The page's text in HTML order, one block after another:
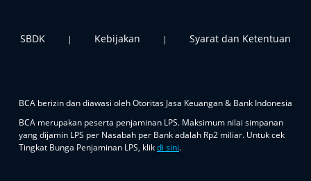
SBDK | Kebijakan | Syarat dan Ketentuan
BCA berizin dan diawasi oleh Otoritas Jasa Keuangan & Bank Indonesia
BCA merupakan peserta penjaminan LPS. Maksimum nilai simpanan
yang dijamin LPS per Nasabah per Bank adalah Rp2 miliar. Untuk cek
Tingkat Bunga Penjaminan LPS, klikdi sini.